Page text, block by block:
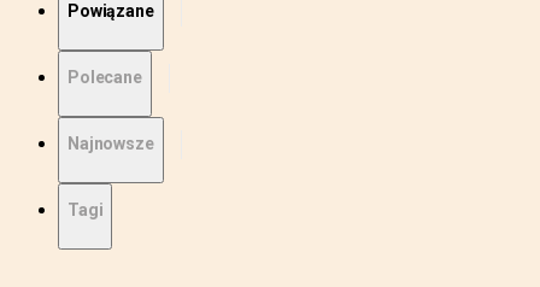
Powiązane
Polecane
Najnowsze
Tagi